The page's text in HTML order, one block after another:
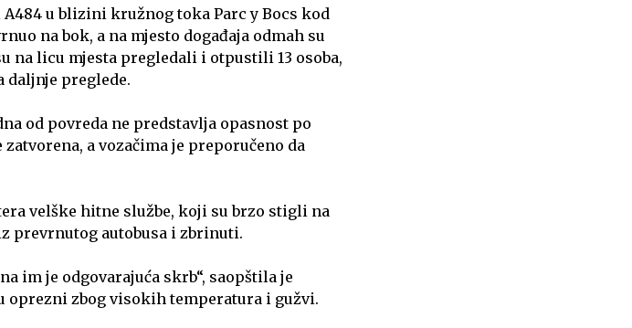
u blizini kružnog toka Parc y Bocs kod
na bok, a na mjesto događaja odmah su
na licu mjesta pregledali i otpustili 13 osoba,
daljnje preglede.
od povreda ne predstavlja opasnost po
a vozačima je preporučeno da
velške hitne službe, koji su brzo stigli na
prevrnutog autobusa i zbrinuti.
im je odgovarajuća skrb“, saopštila je
oprezni zbog visokih temperatura i gužvi.